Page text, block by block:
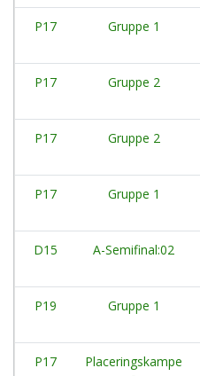
P17 Gruppe 1
P17 Gruppe 2
P17 Gruppe 2
P17 Gruppe 1
D15 A-Semifinal:02
P19 Gruppe 1
P17
Placeringskampe